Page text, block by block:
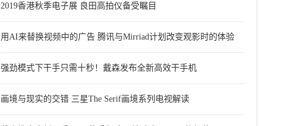
漏洞
2019香港秋季电子展 良田高拍仪备受瞩目
用AI来替换视频中的广告 腾讯与Mirriad计划改变观影时的体验
强劲模式下干手只需十秒！戴森发布全新高效干手机
画境与现实的交错 三星The Serif画境系列电视解读